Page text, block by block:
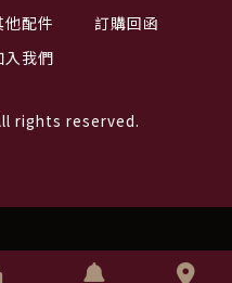
他配件
訂購回函
入我們
rights reserved.